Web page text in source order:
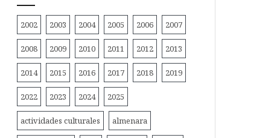
2002 2003 2004 2005 2006 2007
2008 2009 2010 2011 2012 2013
2014 2015 2016 2017 2018 2019
2022 2023 2024 2025
actividades culturales almenara